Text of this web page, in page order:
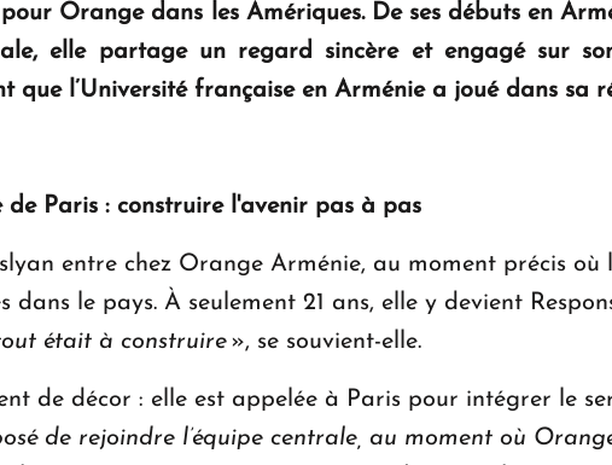
Orange dans les Amériques. De ses débuts en
elle partage un regard sincère et engagé sur
que l’Université française en Arménie a joué dans sa
de Paris : construire l'avenir pas à pas
entre chez Orange Arménie, au moment précis où
dans le pays. À seulement 21 ans, elle y devient
était à construire », se souvient-elle.
de décor : elle est appelée à Paris pour intégrer le
de rejoindre l’équipe centrale, au moment où